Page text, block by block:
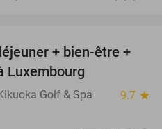
24%
+ bien-être +
Luxembourg
Golf & Spa 9.7 star